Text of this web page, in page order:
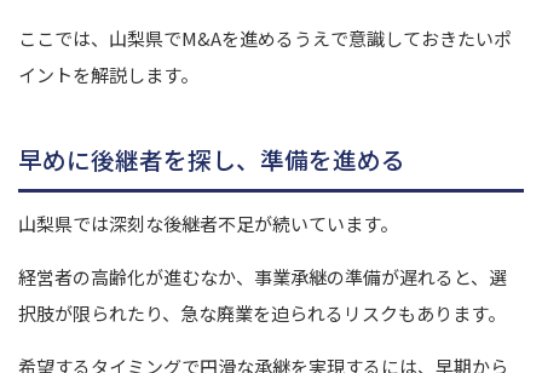
ここでは、山梨県でM&Aを進めるうえで意識しておきたいポ
イントを解説します。
早めに後継者を探し、準備を進める
山梨県では深刻な後継者不足が続いています。
経営者の高齢化が進むなか、事業承継の準備が遅れると、選
択肢が限られたり、急な廃業を迫られるリスクもあります。
希望するタイミングで円滑な承継を実現するには、早期から